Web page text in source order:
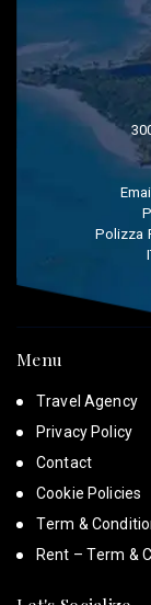
Polizza
Menu
Travel Agency
Privacy Policy
Contact
Cookie Policies
Term &
Rent – Term &